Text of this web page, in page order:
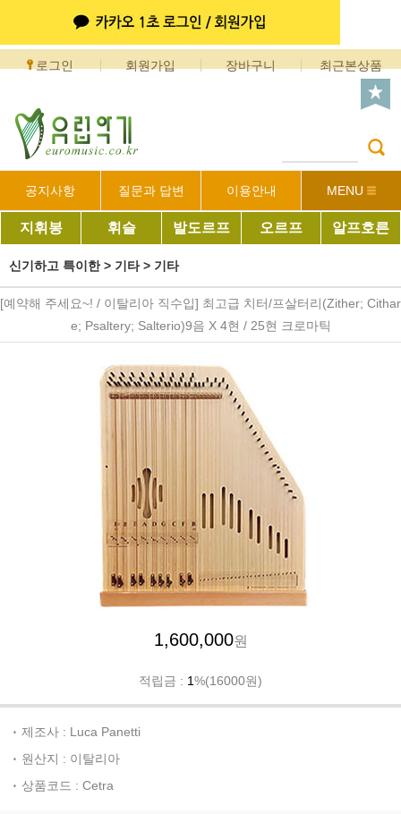
로그인 회원가입 장바구니 최근본상품
공지사항 질문과 답변 이용안내 MENU
지휘봉 휘슬 발도르프 오르프 알프호른
신기하고 특이한> 기타> 기타
[예약해 주세요~! / 이탈리아 직수입] 최고급 치터/프살터리(Zither; Cithar
e; Psaltery; Salterio)9음 X 4현 / 25현 크로마틱
1,600,000원
적립금 : 1%(16000원)
제조사 : Luca Panetti
원산지 : 이탈리아
상품코드 : Cetra